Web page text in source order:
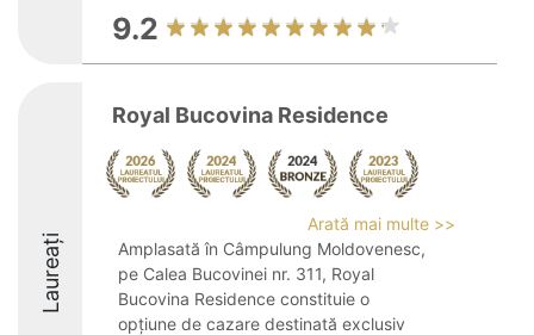
9.2
Laureați
Royal Bucovina Residence
Arată mai multe >>
Amplasată în Câmpulung Moldovenesc,
pe Calea Bucovinei nr. 311, Royal
Bucovina Residence constituie o
opțiune de cazare destinată exclusiv